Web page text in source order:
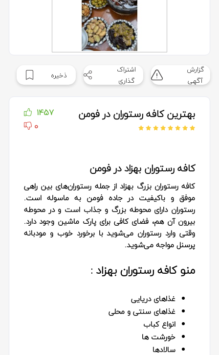
گزارش
آگهی
اشتراک
گذاری
ذخیره
بهترین کافه رستوران در فومن
1457
0
کافه رستوران بهزاد در فومن
کافه رستوران بزرگ بهزاد از جمله رستوران‌های بین راهی
موفق و باکیفیت در جاده فومن به ماسوله است.
رستوران دارای محوطه بزرگ و جذاب است و در محوطه
بیرون آن هم، فضای کافی برای پارک ماشین وجود دارد.
وقتی وارد رستوران می‌شوید با برخورد خوب و مودبانه
پرسنل مواجه می‌شوید.
منو کافه رستوران بهزاد :
غذاهای دریایی
غذاهای سنتی و محلی
انواع کباب
خورشت ها
سالادها